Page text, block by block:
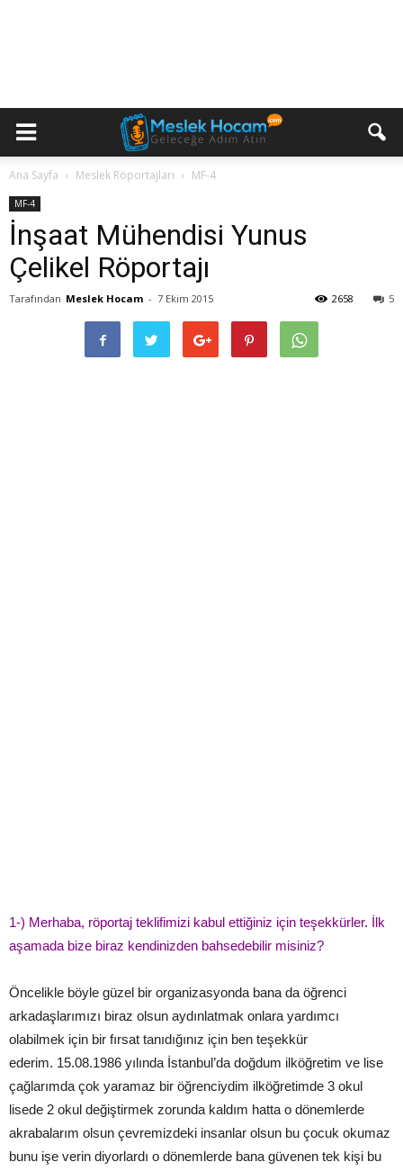
Ana Sayfa Meslek Röportajları MF-4
MF-4
İnşaat Mühendisi Yunus
Çelikel Röportajı
Tarafından Meslek Hocam - 7 Ekim 2015 5
2658
1-­) Merhaba, röportaj teklifimizi kabul ettiğiniz için teşekkürler. İlk
aşamada bize biraz kendinizden bahsedebilir misiniz?
Öncelikle böyle güzel bir organizasyonda bana da öğrenci
arkadaşlarımızı biraz olsun aydınlatmak onlara yardımcı
olabilmek için bir fırsat tanıdığınız için ben teşekkür
ederim. 15.08.1986 yılında İstanbul’da doğdum ilköğretim ve lise
çağlarımda çok yaramaz bir öğrenciydim ilköğretimde 3 okul
lisede 2 okul değiştirmek zorunda kaldım hatta o dönemlerde
akrabalarım olsun çevremizdeki insanlar olsun bu çocuk okumaz
bunu işe verin diyorlardı o dönemlerde bana güvenen tek kişi bu